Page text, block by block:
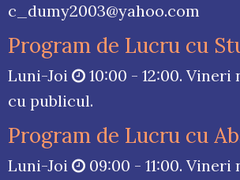
c_dumy2003@yahoo.com
Program de Lucru cu
Luni-Joi
10:00 - 12:00. Vineri
cu publicul.
Program de Lucru cu
Luni-Joi
09:00 - 11:00. Vineri